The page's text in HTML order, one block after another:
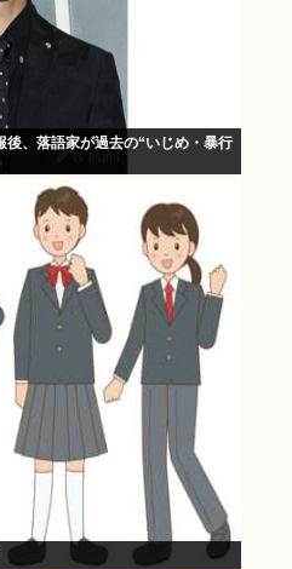
後、落語家が過去の“いじめ・暴行